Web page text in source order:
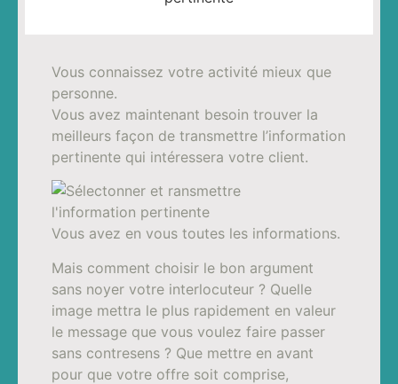
Vous connaissez votre activité mieux que
personne.
Vous avez maintenant besoin trouver la
meilleurs façon de transmettre l’information
pertinente qui intéressera votre client.
Vous avez en vous toutes les informations.
Mais comment choisir le bon argument
sans noyer votre interlocuteur ? Quelle
image mettra le plus rapidement en valeur
le message que vous voulez faire passer
sans contresens ? Que mettre en avant
pour que votre offre soit comprise,